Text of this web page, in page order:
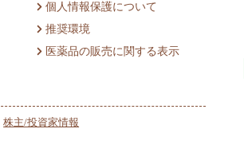
個人情報保護について
推奨環境
医薬品の販売に関する表示
株主/投資家情報